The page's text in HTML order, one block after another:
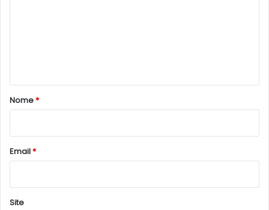
r
*
Nome*
Email*
Site